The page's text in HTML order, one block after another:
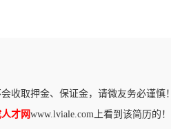
收取押金、保证金，请微友务必谨慎！
才网www.lviale.com上看到该简历的！